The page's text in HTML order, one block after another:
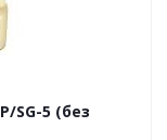
SG-5 (без